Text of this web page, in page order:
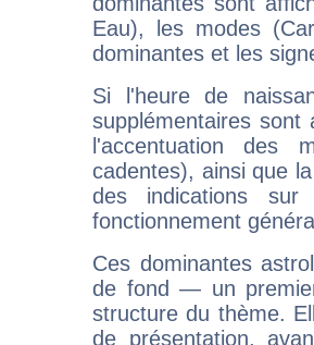
Eau), les modes
dominantes et les
Si l'heure de
supplémentaires sont
l'accentuation des
cadentes), ainsi que
des indications sur
fonctionnement
Ces dominantes
de fond — un
structure du thème.
de présentation,